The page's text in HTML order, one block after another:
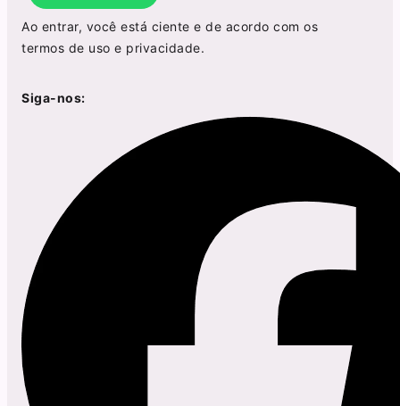
Ao entrar, você está ciente e de acordo com os
termos de uso e privacidade.
Siga-nos: